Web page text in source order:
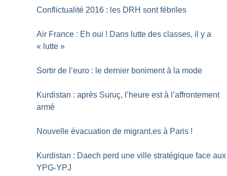
Conflictualité 2016 : les DRH sont fébriles
Air France : Eh oui ! Dans lutte des classes, il y a
« lutte »
Sortir de l’euro : le dernier boniment à la mode
Kurdistan : après Suruç, l’heure est à l’affrontement
armé
Nouvelle évacuation de migrant.es à Paris !
Kurdistan : Daech perd une ville stratégique face aux
YPG-YPJ